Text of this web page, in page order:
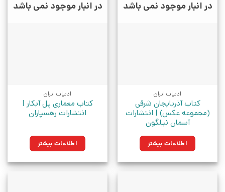
در انبار موجود نمی باشد
ادبیات ایران
کتاب آذربایجان شرقی
(مجموعه عکس) | انتشارات
آسمان نیلگون
اطلاعات بیشتر
در انبار موجود نمی باشد
ادبیات ایران
کتاب معماری پل آبکار |
انتشارات رهسپاران
اطلاعات بیشتر